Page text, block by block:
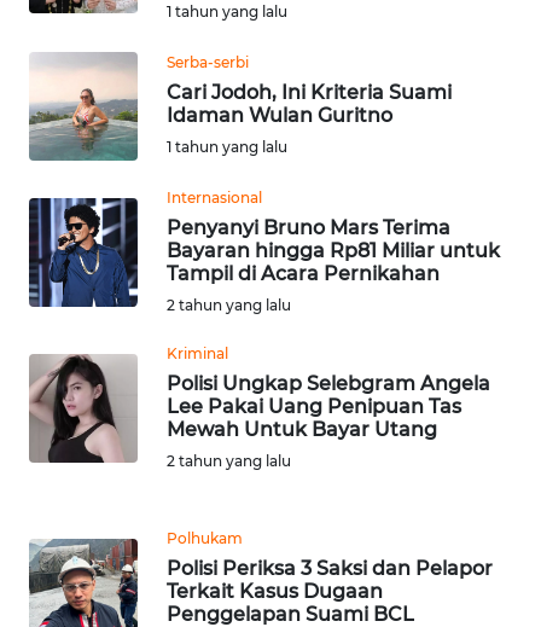
1 tahun yang lalu
Serba-serbi
Cari Jodoh, Ini Kriteria Suami
Idaman Wulan Guritno
1 tahun yang lalu
Internasional
Penyanyi Bruno Mars Terima
Bayaran hingga Rp81 Miliar untuk
Tampil di Acara Pernikahan
2 tahun yang lalu
Kriminal
Polisi Ungkap Selebgram Angela
Lee Pakai Uang Penipuan Tas
Mewah Untuk Bayar Utang
2 tahun yang lalu
Polhukam
Polisi Periksa 3 Saksi dan Pelapor
Terkait Kasus Dugaan
Penggelapan Suami BCL
KESEHATAN
INTERNASIONAL
PENDIDIKAN
OPINI
EDITORIAL
INDEKS
BERITA